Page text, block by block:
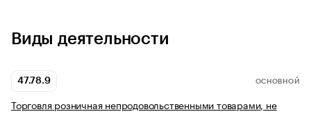
Виды деятельности
47.78.9 ОСНОВНОЙ
Торговля розничная непродовольственными товарами, не